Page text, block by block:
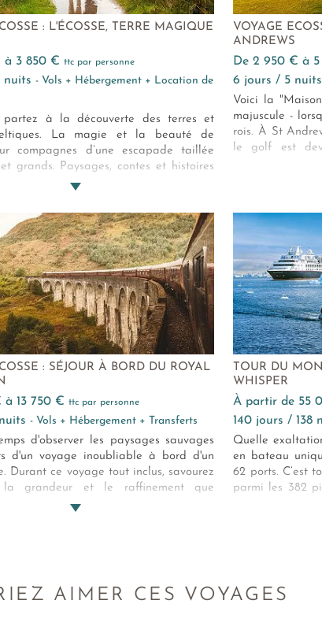
: L'ÉCOSSE, TERRE MAGIQUE
à 3 850 € ttc par personne
nuits - Vols + Hébergement + Location de
partez à la découverte des terres et
La magie et la beauté de
compagnes d’une escapade taillée
grands. Paysages, contes et histoires
au cours de ce road trip gaélique.
VOYAGE
ANDREWS
de 2 950 € à
6 jours / 5
Voici la
majuscule -
rois. À St
le golf est
région. Dans
vénèrent tous
: SÉJOUR À BORD DU ROYAL
à 13 750 € ttc par personne
- Vols + Hébergement + Transferts
d'observer les paysages sauvages
d'un voyage inoubliable à bord d'un
Durant ce voyage tout inclus, savourez
grandeur et le raffinement que
Royal Scotsman sillonnant ces terres
TOUR DU
WHISPER
à partir de
140 jours / 138
Quelle
en bateau
62 ports. C’est
parmi les 382
luxueuse que
AIMER CES VOYAGES